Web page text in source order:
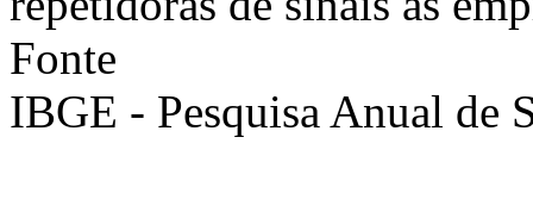
Fonte
IBGE - Pesquisa Anual de